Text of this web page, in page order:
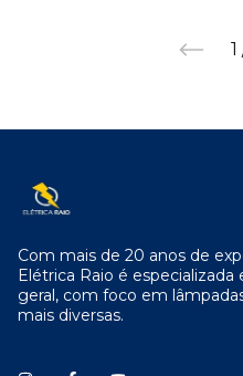
1
Com mais de 20 anos de
Elétrica Raio é
geral, com foco em
mais diversas.